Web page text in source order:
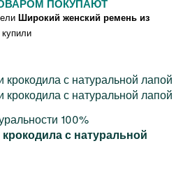
ПОКУПАЮТ
Широкий женский ремень из
100%
с натуральной